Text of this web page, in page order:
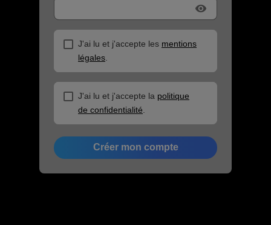
visibility
J'ai lu et j'accepte les mentions
légales
J'ai lu et j'accepte la politique
de confidentialité
Créer mon compte